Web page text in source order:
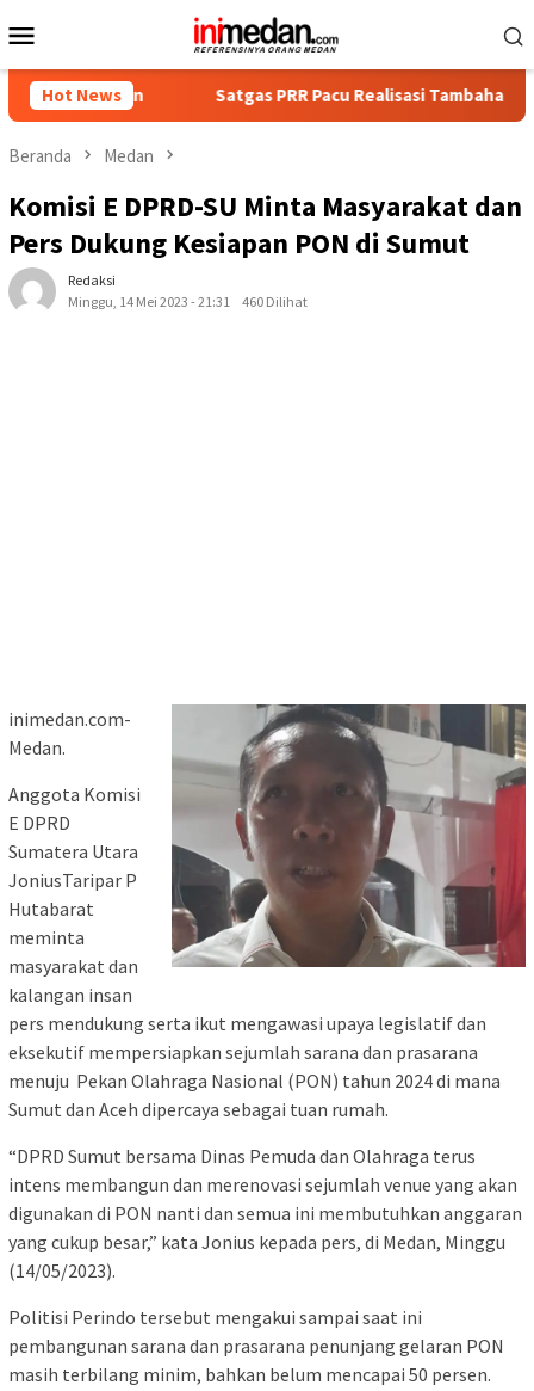
ke
Mobile
Hot NewsSatgas PRR Pacu Realisasi Tambahan TKD Aceh
Beranda Medan
Komisi E DPRD-SU Minta Masyarakat dan
Pers Dukung Kesiapan PON di Sumut
Redaksi
Minggu, 14 Mei 2023 - 21:31
460 Dilihat
inimedan.com-
Medan.
Anggota Komisi
E DPRD
Sumatera Utara
JoniusTaripar P
Hutabarat
meminta
masyarakat dan
kalangan insan
pers mendukung serta ikut mengawasi upaya legislatif dan
eksekutif mempersiapkan sejumlah sarana dan prasarana
menuju Pekan Olahraga Nasional (PON) tahun 2024 di mana
Sumut dan Aceh dipercaya sebagai tuan rumah.
“DPRD Sumut bersama Dinas Pemuda dan Olahraga terus
intens membangun dan merenovasi sejumlah venue yang akan
digunakan di PON nanti dan semua ini membutuhkan anggaran
yang cukup besar,” kata Jonius kepada pers, di Medan, Minggu
(14/05/2023).
Politisi Perindo tersebut mengakui sampai saat ini
pembangunan sarana dan prasarana penunjang gelaran PON
masih terbilang minim, bahkan belum mencapai 50 persen.